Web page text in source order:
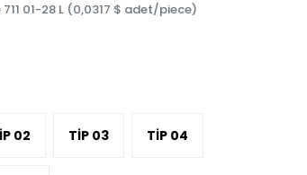
01-28 L (0,0317 $ adet/piece)
02 TİP 03 TİP 04